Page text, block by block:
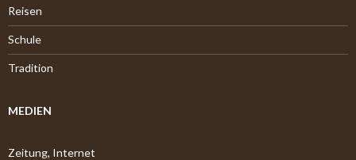
Reisen
Schule
Tradition
MEDIEN
Zeitung, Internet